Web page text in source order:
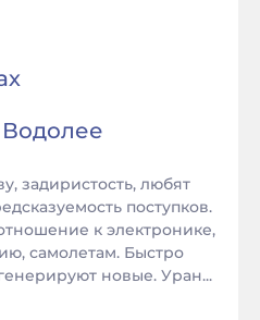
Водолее
задиристость, любят
поступков.
к электронике,
самолетам. Быстро
новые. Уран...